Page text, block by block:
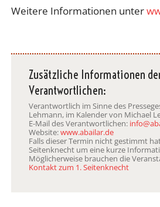
Weitere Informationen unter
Zusätzliche Informationen
Verantwortlichen:
Verantwortlich im Sinne des
Lehmann, im Kalender von Michael
E-Mail des Verantwortlichen:
Website:www.abailar.de
Falls dieser Termin nicht gestimmt
Seitenknecht um eine kurze
Möglicherweise brauchen die
Kontakt zum 1. Seitenknecht